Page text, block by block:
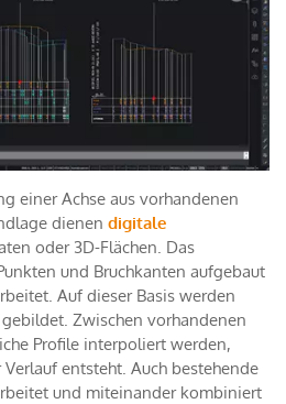
einer Achse aus vorhandenen
dienen digitale
oder 3D-Flächen. Das
und Bruchkanten aufgebaut
Auf dieser Basis werden
Zwischen vorhandenen
Profile interpoliert werden,
entsteht. Auch bestehende
und miteinander kombiniert